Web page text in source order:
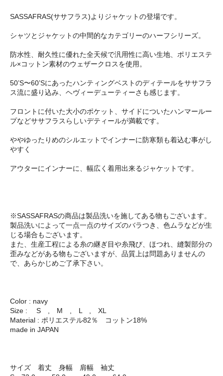
SASSAFRAS(ササフラス)よりジャケットの登場です。
シャツとジャケットの中間的なカテゴリーのハーフシリーズ。
防水性、耐久性に優れた全天候で汎用性に高い生地、ポリエステ
ル×コットン素材のウェザークロスを使用。
50’S〜60’Sにあったハンティングベストのディテールをササフラ
ス流に盛り込み、ヘヴィーデューティーさも感じます。
フロントに付いた大小のポケット、サイドについたハンマールー
プなどササフラスらしいデティールが満載です。
ややゆったりめのシルエットでインナーに防寒類も着込む事がし
やすく
アウターにインナーに、幅広く着用出来るジャケットです。
※SASSAFRASの商品は製品洗いを施してある物もございます。
製品洗いによって一点一点のサイズのバラつき、色ムラなどが生
じる場合もございます。
また、生産工程による糸の継ぎ目や糸飛び、ほつれ、縫製部分の
歪みなどがある物もございますが、品質上は問題ありませんの
で、あらかじめご了承下さい。
Color : navy
Size : S , M , L , XL
Material : ポリエステル82％ コットン18%
made in JAPAN
サイズ 着丈 身幅 肩幅 袖丈